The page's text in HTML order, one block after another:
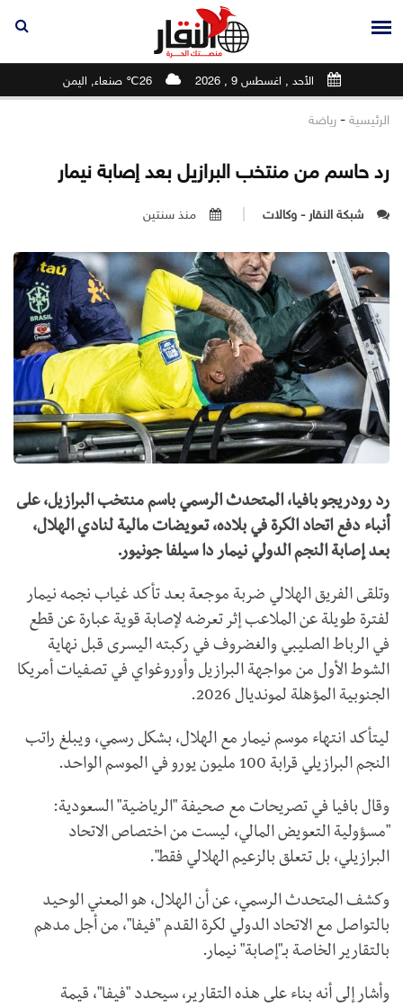
الأحد , اغسطس 9 , 2026 26℃ صنعاء, اليمن
الرئيسية - رياضة
رد حاسم من منتخب البرازيل بعد إصابة نيمار
شبكة النقار - وكالات منذ سنتين
رد رودريجو بافيا، المتحدث الرسمي باسم منتخب البرازيل، على
أنباء دفع اتحاد الكرة في بلاده، تعويضات مالية لنادي الهلال،
بعد إصابة النجم الدولي نيمار دا سيلفا جونيور.
وتلقى الفريق الهلالي ضربة موجعة بعد تأكد غياب نجمه نيمار
لفترة طويلة عن الملاعب إثر تعرضه لإصابة قوية عبارة عن قطع
في الرباط الصليبي والغضروف في ركبته اليسرى قبل نهاية
الشوط الأول من مواجهة البرازيل وأوروغواي في تصفيات أمريكا
الجنوبية المؤهلة لمونديال 2026.
ليتأكد انتهاء موسم نيمار مع الهلال، بشكل رسمي، ويبلغ راتب
النجم البرازيلي قرابة 100 مليون يورو في الموسم الواحد.
وقال بافيا في تصريحات مع صحيفة "الرياضية" السعودية:
"مسؤولية التعويض المالي، ليست من اختصاص الاتحاد
البرازيلي، بل تتعلق بالزعيم الهلالي فقط".
وكشف المتحدث الرسمي، عن أن الهلال، هو المعني الوحيد
بالتواصل مع الاتحاد الدولي لكرة القدم "فيفا"، من أجل مدهم
بالتقارير الخاصة بـ"إصابة" نيمار.
وأشار إلى أنه بناء على هذه التقارير، سيحدد "فيفا"، قيمة